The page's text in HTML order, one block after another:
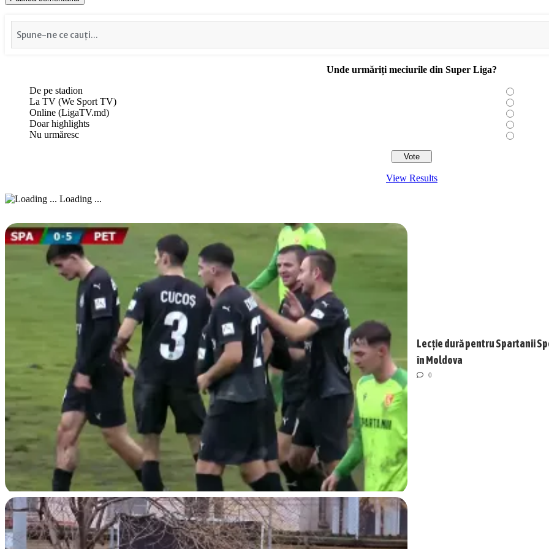
Unde urmăriți meciurile din Super Liga?
De pe stadion
La TV (We Sport TV)
Online (LigaTV.md)
Doar highlights
Nu urmăresc
View Results
Loading ...
Lecție dură pentru Spartanii
în Moldova
0